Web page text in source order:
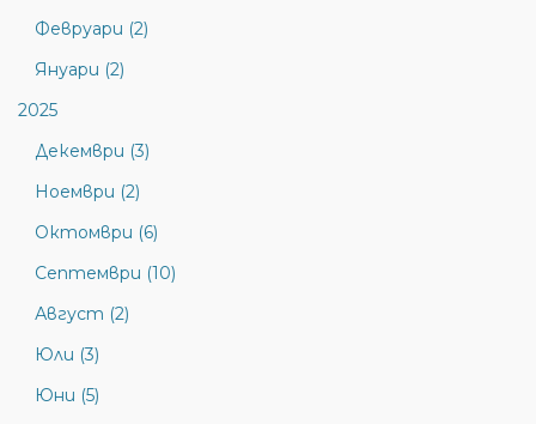
Февруари (2)
Януари (2)
2025
Декември (3)
Ноември (2)
Октомври (6)
Септември (10)
Август (2)
Юли (3)
Юни (5)